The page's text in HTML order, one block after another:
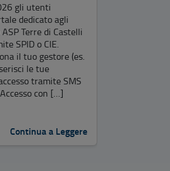
gli utenti
dedicato agli
Terre di Castelli
SPID o CIE.
il tuo gestore (es.
le tue
tramite SMS
con […]
Continua a Leggere